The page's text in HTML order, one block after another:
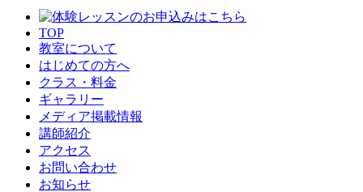
TOP
教室について
はじめての方へ
クラス・料金
ギャラリー
メディア掲載情報
講師紹介
アクセス
お問い合わせ
お知らせ